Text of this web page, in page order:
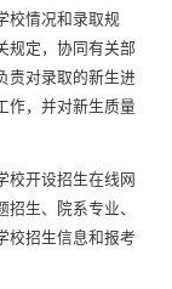
校情况和录取规
规定，协同有关部
责对录取的新生进
作，并对新生质量
校开设招生在线网
生、院系专业、
校招生信息和报考